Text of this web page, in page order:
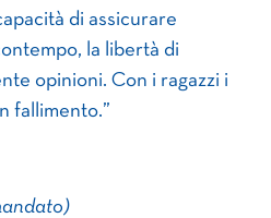
di assicurare
la libertà di
opinioni. Con i ragazzi i
fallimento.”